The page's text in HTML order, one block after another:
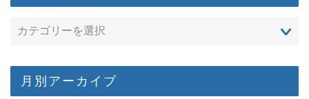
月別アーカイブ